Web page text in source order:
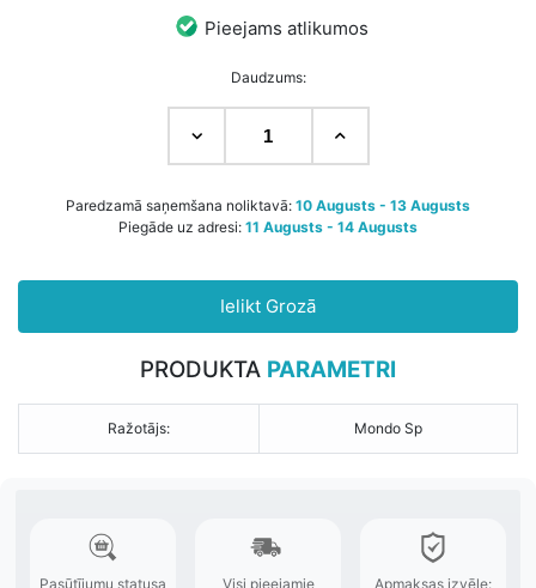
Pieejams atlikumos
Daudzums:
Paredzamā saņemšana noliktavā: 10 Augusts - 13 Augusts
Piegāde uz adresi: 11 Augusts - 14 Augusts
Ielikt Grozā
PRODUKTA PARAMETRI
Ražotājs: Mondo Sp